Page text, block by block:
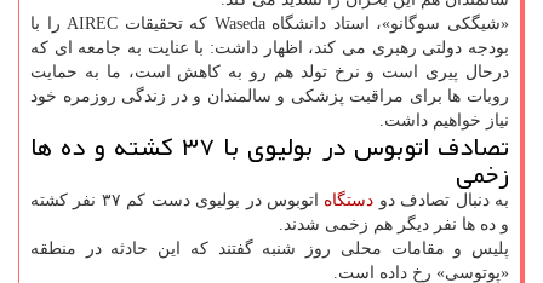
«شیگکی سوگانو»، استاد دانشگاه Waseda که تحقیقات AIREC را با
بودجه دولتی رهبری می کند، اظهار داشت: با عنایت به جامعه ای که
درحال پیری است و نرخ تولد هم رو به کاهش است، ما به حمایت
روبات ها برای مراقبت پزشکی و سالمندان و در زندگی روزمره خود
نیاز خواهیم داشت.
تصادف اتوبوس در بولیوی با ۳۷ کشته و ده ها
زخمی
به دنبال تصادف دو دستگاه
اتوبوس در بولیوی دست کم ۳۷ نفر کشته
و ده ها نفر دیگر هم زخمی شدند.
پلیس و مقامات محلی روز شنبه گفتند که این حادثه در منطقه
«پوتوسی» رخ داده است.